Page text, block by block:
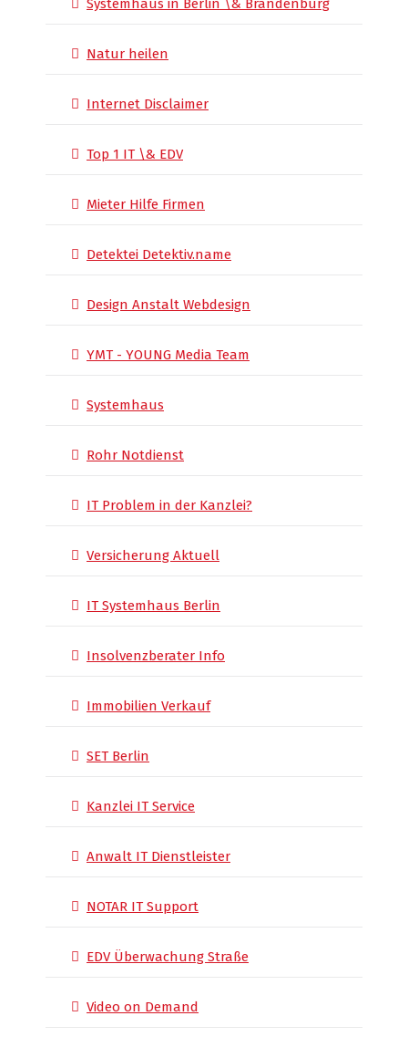
Natur heilen
Internet Disclaimer
Top 1 IT \& EDV
Mieter Hilfe Firmen
Detektei Detektiv.name
Design Anstalt Webdesign
YMT - YOUNG Media Team
Systemhaus
Rohr Notdienst
IT Problem in der Kanzlei?
Versicherung Aktuell
IT Systemhaus Berlin
Insolvenzberater Info
Immobilien Verkauf
SET Berlin
Kanzlei IT Service
Anwalt IT Dienstleister
NOTAR IT Support
EDV Überwachung Straße
Video on Demand